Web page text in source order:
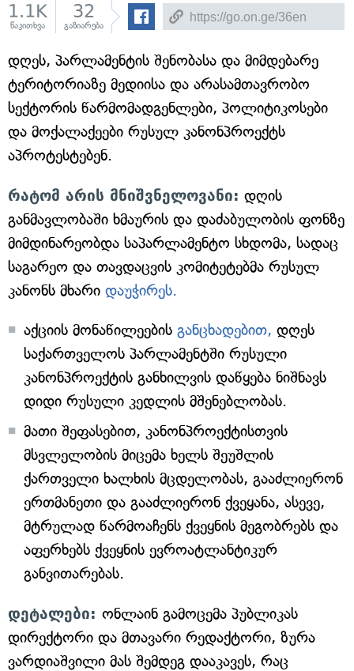
1.1K
წაკითხვა
32
გაზიარება
დღეს, პარლამენტის შენობასა და მიმდებარე
ტერიტორიაზე მედიისა და არასამთავრობო
სექტორის წარმომადგენლები, პოლიტიკოსები
და მოქალაქეები რუსულ კანონპროექტს
აპროტესტებენ.
რატომ არის მნიშვნელოვანი: დღის
განმავლობაში ხმაურის და დაძაბულობის ფონზე
მიმდინარეობდა საპარლამენტო სხდომა, სადაც
საგარეო და თავდაცვის კომიტეტებმა რუსულ
კანონს მხარი დაუჭირეს.
აქციის მონაწილეების განცხადებით, დღეს
საქართველოს პარლამენტში რუსული
კანონპროექტის განხილვის დაწყება ნიშნავს
დიდი რუსული კედლის მშენებლობას.
მათი შეფასებით, კანონპროექტისთვის
მსვლელობის მიცემა ხელს შეუშლის
ქართველი ხალხის მცდელობას, გააძლიერონ
ერთმანეთი და გააძლიერონ ქვეყანა, ასევე,
მტრულად წარმოაჩენს ქვეყნის მეგობრებს და
აფერხებს ქვეყნის ევროატლანტიკურ
განვითარებას.
დეტალები: ონლაინ გამოცემა პუბლიკას
დირექტორი და მთავარი რედაქტორი, ზურა
ვარდიაშვილი მას შემდეგ დააკავეს, რაც